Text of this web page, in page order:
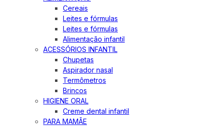
Cereais
Leites e fórmulas
Leites e fórmulas
Alimentação infantil
ACESSÓRIOS INFANTIL
Chupetas
Aspirador nasal
Termômetros
Brincos
HIGIENE ORAL
Creme dental infantil
PARA MAMÃE